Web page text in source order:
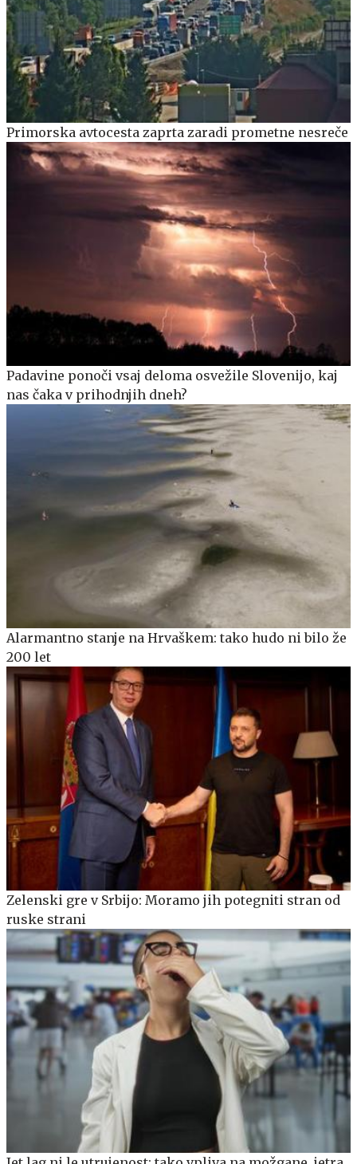
Primorska avtocesta zaprta zaradi prometne nesreče
Padavine ponoči vsaj deloma osvežile Slovenijo, kaj
nas čaka v prihodnjih dneh?
Alarmantno stanje na Hrvaškem: tako hudo ni bilo že
200 let
Zelenski gre v Srbijo: Moramo jih potegniti stran od
ruske strani